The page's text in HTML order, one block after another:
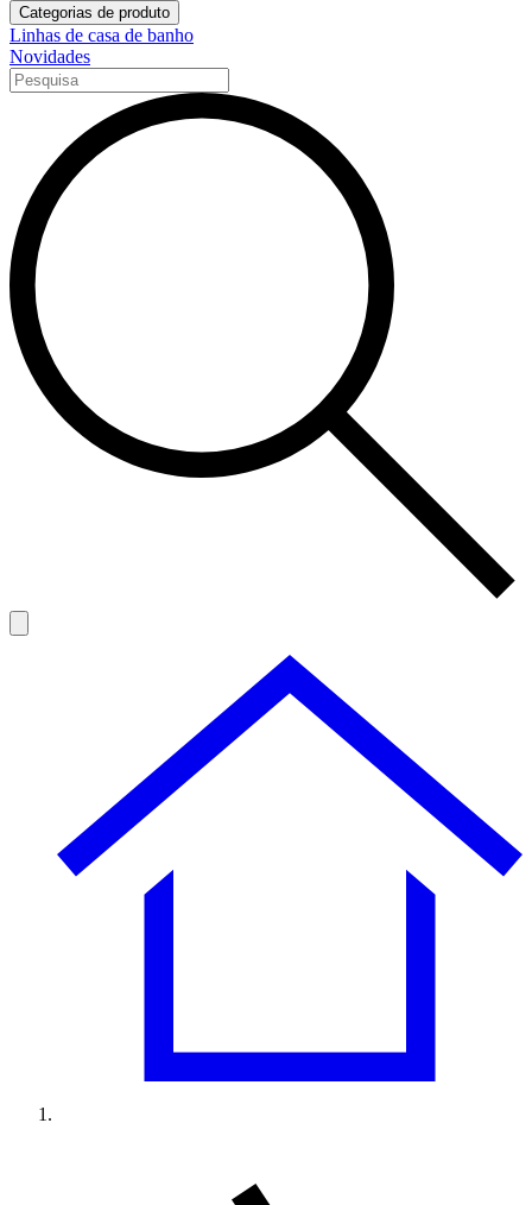
Categorias de produto
Linhas de casa de banho
Novidades